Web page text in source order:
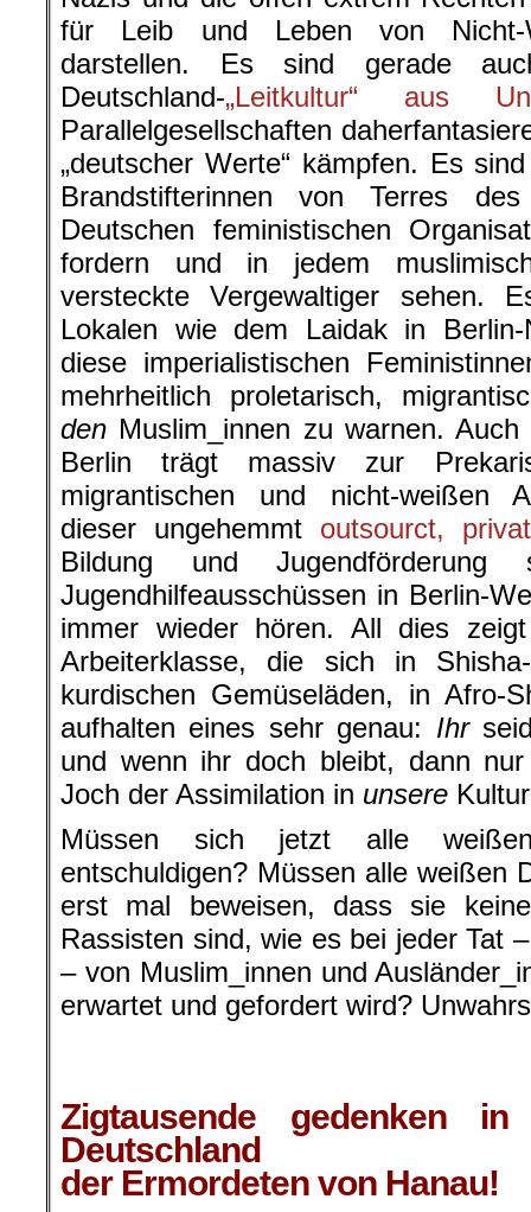
für Leib und Leben von Nicht-
darstellen. Es sind gerade
Deutschland-„Leitkultur“ aus
Parallelgesellschaften
„deutscher Werte“ kämpfen. Es
Brandstifterinnen von Terres
Deutschen feministischen
fordern und in jedem
versteckte Vergewaltiger sehen.
Lokalen wie dem Laidak in
diese imperialistischen
mehrheitlich proletarisch,
den Muslim_innen zu warnen.
Berlin trägt massiv zur
migrantischen und nicht-weißen
dieser ungehemmt outsourct,
Bildung und
Jugendhilfeausschüssen in Berlin-
immer wieder hören. All dies
Arbeiterklasse, die sich in
kurdischen Gemüseläden, in Afro-
aufhalten eines sehr genau: Ihr
und wenn ihr doch bleibt, dann
Joch der Assimilation in unsere
Müssen sich jetzt alle
entschuldigen? Müssen alle weißen
erst mal beweisen, dass sie keine
Rassisten sind, wie es bei jeder Tat
– von Muslim_innen und
erwartet und gefordert wird?
Zigtausende gedenken
Deutschland
der Ermordeten von Hanau!